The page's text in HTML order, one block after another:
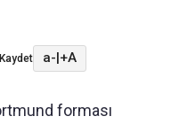
Kaydet a-|+A
forması